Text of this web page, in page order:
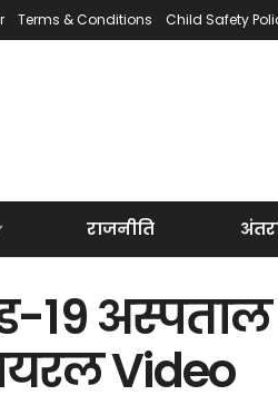
Terms & Conditions Child Safety
राजनीति
19
Video